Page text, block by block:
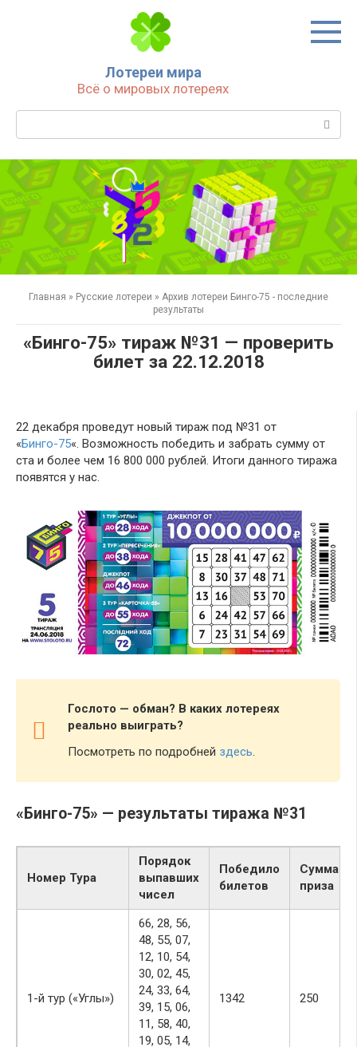
Лотереи мира
Всё о мировых лотереях
Поиск:
Главная » Русские лотереи » Архив лотереи Бинго-75 - последние
результаты
«Бинго-75» тираж №31 — проверить
билет за 22.12.2018
22 декабря проведут новый тираж под №31 от
«Бинго-75«. Возможность победить и забрать сумму от
ста и более чем 16 800 000 рублей. Итоги данного тиража
появятся у нас.
Гослото — обман? В каких лотереях
реально выиграть?
Посмотреть по подробней здесь.
«Бинго-75» — результаты тиража №31
Номер Тура
Порядок
выпавших
чисел
Победило
билетов
Сумма
приза
1-й тур («Углы»)
66, 28, 56,
48, 55, 07,
12, 10, 54,
30, 02, 45,
24, 33, 64,
39, 15, 06,
11, 58, 40,
19, 05, 14,
1342 250